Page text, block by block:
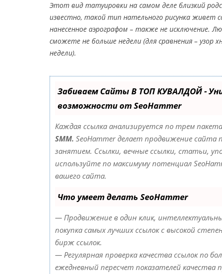
Этот вид татуировки на самом деле близкий
известно, такой тип нательного рисунка живет
нанесенное аэрографом – также не исключение.
сможете не больше недели (для сравнения – узор
недели).
Забиваем Сайты В ТОП КУВАЛДОЙ -
возможности от SeoHammer
Каждая ссылка анализируется по трем
SMM. SeoHammer делает продвижение
занятием. Ссылки, вечные ссылки, статьи,
используйте по максимуму потенциал
вашего сайта.
Что умеет делать SeoHammer
— Продвижение в один клик,
покупка самых лучших ссылок с высокой
бирж ссылок.
— Регулярная проверка качества ссылок по
ежедневный пересчет показателей качества